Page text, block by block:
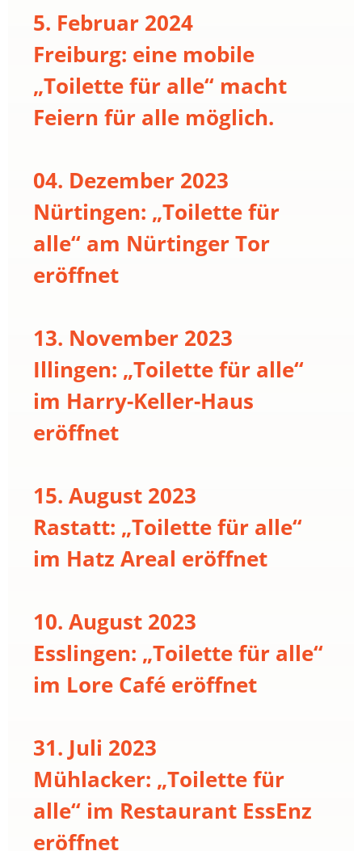
5. Februar 2024
Freiburg: eine mobile
„Toilette für alle“ macht
Feiern für alle möglich.
04. Dezember 2023
Nürtingen: „Toilette für
alle“ am Nürtinger Tor
eröffnet
13. November 2023
Illingen: „Toilette für alle“
im Harry-Keller-Haus
eröffnet
15. August 2023
Rastatt: „Toilette für alle“
im Hatz Areal eröffnet
10. August 2023
Esslingen: „Toilette für alle“
im Lore Café eröffnet
31. Juli 2023
Mühlacker: „Toilette für
alle“ im Restaurant EssEnz
eröffnet